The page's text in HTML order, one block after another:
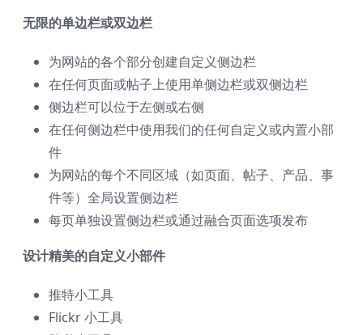
无限的单边栏或双边栏
为网站的各个部分创建自定义侧边栏
在任何页面或帖子上使用单侧边栏或双侧边栏
侧边栏可以位于左侧或右侧
在任何侧边栏中使用我们的任何自定义或内置小部
件
为网站的每个不同区域（如页面、帖子、产品、事
件等）全局设置侧边栏
每页单独设置侧边栏或通过融合页面选项发布
设计精美的自定义小部件
推特小工具
Flickr 小工具